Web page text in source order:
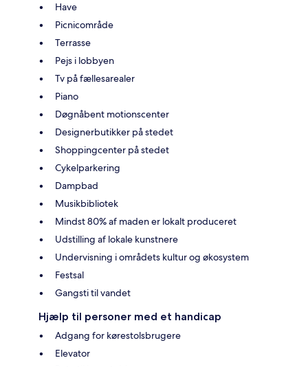
Have
Picnicområde
Terrasse
Pejs i lobbyen
Tv på fællesarealer
Piano
Døgnåbent motionscenter
Designerbutikker på stedet
Shoppingcenter på stedet
Cykelparkering
Dampbad
Musikbibliotek
Mindst 80% af maden er lokalt produceret
Udstilling af lokale kunstnere
Undervisning i områdets kultur og økosystem
Festsal
Gangsti til vandet
Hjælp til personer med et handicap
Adgang for kørestolsbrugere
Elevator